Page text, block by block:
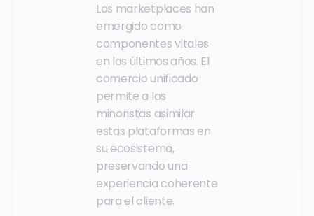
Los marketplaces han
emergido como
componentes vitales
en los últimos años. El
comercio unificado
permite a los
minoristas asimilar
estas plataformas en
su ecosistema,
preservando una
experiencia coherente
para el cliente.